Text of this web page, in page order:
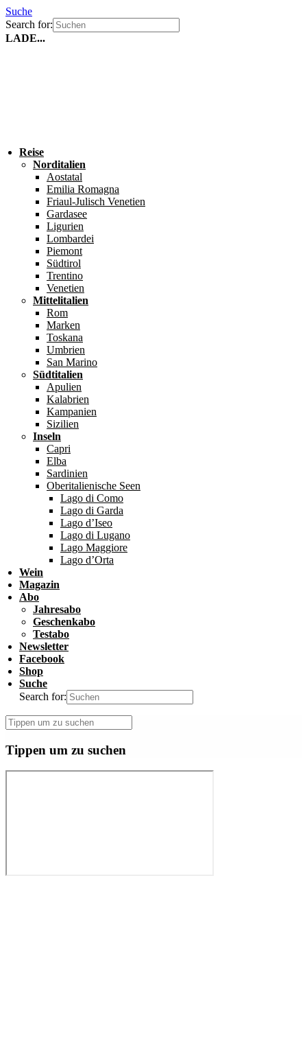
Suche
Search for:
LADE...
Reise
Norditalien
Aostatal
Emilia Romagna
Friaul-Julisch Venetien
Gardasee
Ligurien
Lombardei
Piemont
Südtirol
Trentino
Venetien
Mittelitalien
Rom
Marken
Toskana
Umbrien
San Marino
Südtitalien
Apulien
Kalabrien
Kampanien
Sizilien
Inseln
Capri
Elba
Sardinien
Oberitalienische Seen
Lago di Como
Lago di Garda
Lago d’Iseo
Lago di Lugano
Lago Maggiore
Lago d’Orta
Wein
Magazin
Abo
Jahresabo
Geschenkabo
Testabo
Newsletter
Facebook
Shop
Suche
Search for:
Tippen um zu suchen